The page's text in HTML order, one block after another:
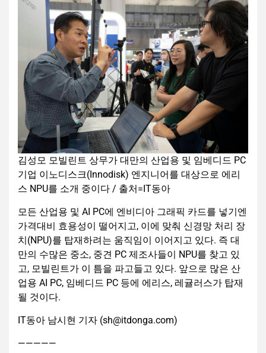
김성모 모빌린트 상무가 대만의 산업용 및 임베디드 PC
기업 이노디스크(Innodisk) 엔지니어를 대상으로 에리
스 NPU를 소개 중이다 / 출처=IT동아
모든 산업용 및 AI PC에 엔비디아 그래픽 카드를 넣기엔
가격대비 효용성이 떨어지고, 이에 맞춰 신경망 처리 장
치(NPU)를 탑재하려는 움직임이 이어지고 있다. 즉 대
만의 수많은 중소, 중견 PC 제조사들이 NPU를 찾고 있
고, 모빌린트가 이 틈을 파고들고 있다. 앞으로 많은 산
업용 AI PC, 임베디드 PC 등에 에리스, 레귤러스가 탑재
될 것이다.
IT동아 남시현 기자 (sh@itdonga.com)
—————